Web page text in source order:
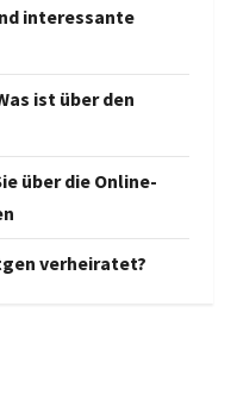
interessante
ist über den
über die Online-
verheiratet?